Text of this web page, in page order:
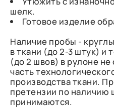
шелк.
Готовое изделие
Наличие пробы -
в ткани (до 2-3 штук) и
(до 2 швов) в рулоне не
часть
производства ткани.
претензии по наличию
принимаются.